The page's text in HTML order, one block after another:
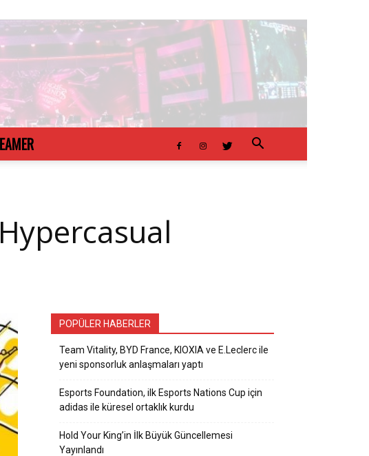
POPÜLER HABERLER
Team Vitality, BYD France, KIOXIA ve E.Leclerc ile
yeni sponsorluk anlaşmaları yaptı
Esports Foundation, ilk Esports Nations Cup için
adidas ile küresel ortaklık kurdu
Hold Your King’in İlk Büyük Güncellemesi
Yayınlandı